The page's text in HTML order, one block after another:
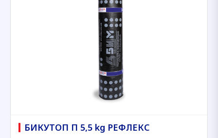
БИКУТОП П 5,5 kg РЕФЛЕКС